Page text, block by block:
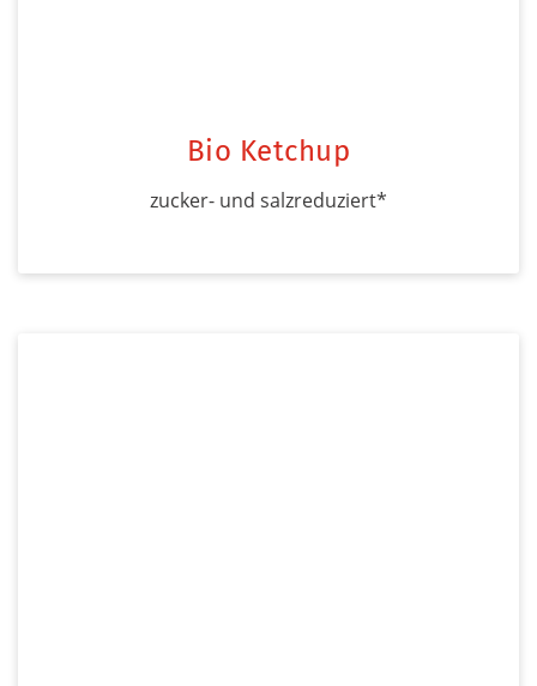
Bio Ketchup
zucker- und salzreduziert*